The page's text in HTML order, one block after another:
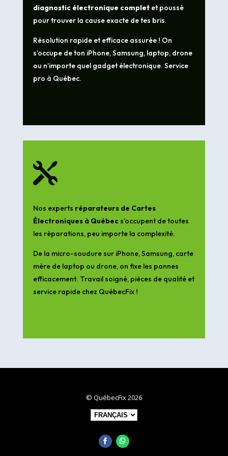
diagnostic électronique completet poussé
pour trouver la cause exacte de tes bris.
Résolution rapide et efficace assurée ! On
s’occupe de ton iPhone, Samsung, laptop, drone
ou n’importe quel gadget électronique. Service
pro à Québec.

Nos experts réparateurs de Cartes
Électroniques à Québecs’occupent de toutes
les réparations, peu importe la complexité.
De la micro-soudure sur iPhone, Samsung, carte
mère de laptop ou drone, on fixe les pannes
efficacement. Travail soigné, pièces de qualité et
service rapide chez QuébecFix !
© QuébecFix 2026